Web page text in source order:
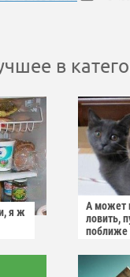
в
я ж
А может
ловить,
поближе